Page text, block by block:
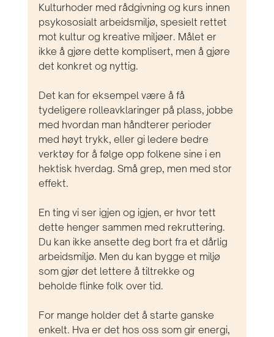
Kulturhoder med rådgivning og kurs innen
psykososialt arbeidsmiljø, spesielt rettet
mot kultur og kreative miljøer. Målet er
ikke å gjøre dette komplisert, men å gjøre
det konkret og nyttig.
Det kan for eksempel være å få
tydeligere rolleavklaringer på plass, jobbe
med hvordan man håndterer perioder
med høyt trykk, eller gi ledere bedre
verktøy for å følge opp folkene sine i en
hektisk hverdag. Små grep, men med stor
effekt.
En ting vi ser igjen og igjen, er hvor tett
dette henger sammen med rekruttering.
Du kan ikke ansette deg bort fra et dårlig
arbeidsmiljø. Men du kan bygge et miljø
som gjør det lettere å tiltrekke og
beholde flinke folk over tid.
For mange holder det å starte ganske
enkelt. Hva er det hos oss som gir energi,